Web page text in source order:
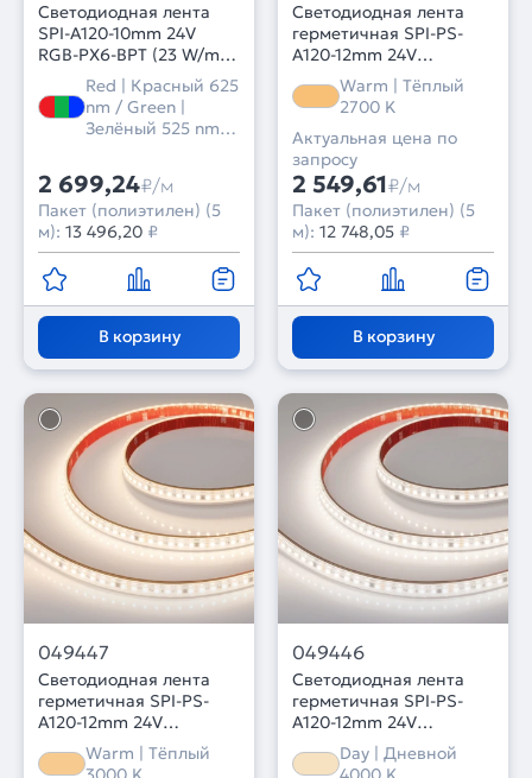
Светодиодная лента
SPI-A120-10mm 24V
RGB-PX6-BPT (23 W/m,
IP20, 2835, 5m) (Arlight,
бегущий огонь)
Red | Красный 625
nm / Green |
Зелёный 525 nm /
nm
2 699,24₽/м
Пакет (полиэтилен) (5
м): 13 496,20 ₽
В корзину
Светодиодная лента
герметичная SPI-PS-
A120-12mm 24V
Warm2700-PX6-BPT (11
W/m, IP67, 2835, 5m)
(Arlight, бегущий огонь)
Warm | Тёплый
2700 K
Актуальная цена по
запросу
2 549,61₽/м
Пакет (полиэтилен) (5
м): 12 748,05 ₽
В корзину
049447
Светодиодная лента
герметичная SPI-PS-
A120-12mm 24V
Warm3000-PX6-BPT (11
W/m, IP67, 2835, 5m)
Warm | Тёплый
049446
Светодиодная лента
герметичная SPI-PS-
A120-12mm 24V
Day4000-PX6-BPT (11
W/m, IP67, 2835, 5m)
Day | Дневной